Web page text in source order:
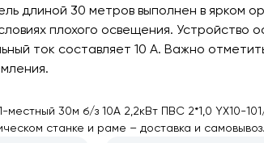
длиной 30 метров выполнен в ярком
плохого освещения.
ток составляет 10 А. Важно
местный 30м б/з 10А 2,2кВт ПВС 2*1,0 YX10-
станке и раме – доставка и